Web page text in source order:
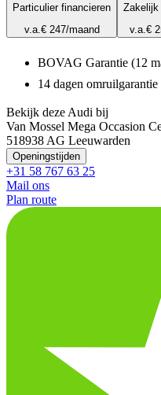
Particulier financieren
v.a.€ 247/maand
Zakelijk
v.a.€
BOVAG Garantie (12
14 dagen omruilgarantie
Bekijk deze Audi bij
Van Mossel Mega Occasion
518938 AG Leeuwarden
Openingstijden
+31 58 767 63 25
Mail ons
Plan route